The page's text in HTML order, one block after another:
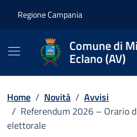
Regione Campania
Comune di
Eclano (AV)
Home / Novità / Avvisi
/ Referendum 2026 – Orario
elettorale